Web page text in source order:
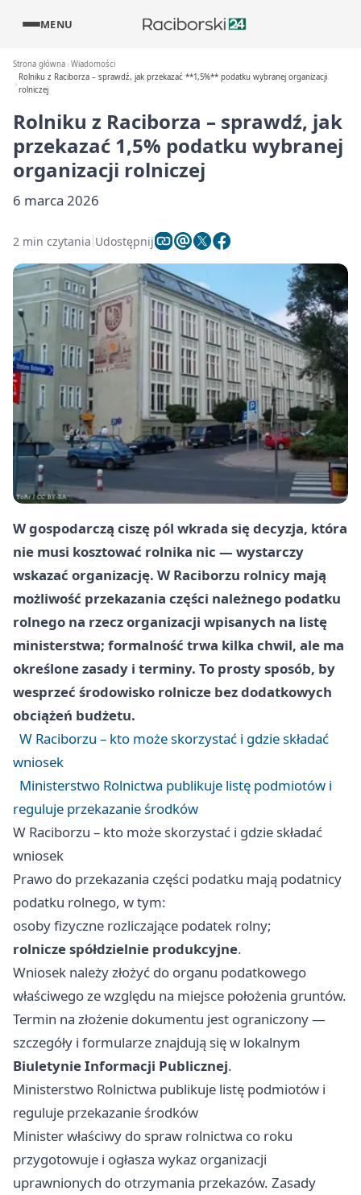
MENU
Strona główna Wiadomości
Rolniku z Raciborza – sprawdź, jak przekazać **1,5%** podatku wybranej organizacji
rolniczej
Rolniku z Raciborza – sprawdź, jak
przekazać 1,5% podatku wybranej
organizacji rolniczej
6 marca 2026
2 min czytania Udostępnij
W gospodarczą ciszę pól wkrada się decyzja, która
nie musi kosztować rolnika nic — wystarczy
wskazać organizację. W Raciborzu rolnicy mają
możliwość przekazania części należnego podatku
rolnego na rzecz organizacji wpisanych na listę
ministerstwa; formalność trwa kilka chwil, ale ma
określone zasady i terminy. To prosty sposób, by
wesprzeć środowisko rolnicze bez dodatkowych
obciążeń budżetu.
W Raciborzu – kto może skorzystać i gdzie składać
wniosek
Ministerstwo Rolnictwa publikuje listę podmiotów i
reguluje przekazanie środków
W Raciborzu – kto może skorzystać i gdzie składać
wniosek
Prawo do przekazania części podatku mają podatnicy
podatku rolnego, w tym:
osoby fizyczne rozliczające podatek rolny;
rolnicze spółdzielnie produkcyjne.
Wniosek należy złożyć do organu podatkowego
właściwego ze względu na miejsce położenia gruntów.
Termin na złożenie dokumentu jest ograniczony —
szczegóły i formularze znajdują się w lokalnym
Biuletynie Informacji Publicznej.
Ministerstwo Rolnictwa publikuje listę podmiotów i
reguluje przekazanie środków
Minister właściwy do spraw rolnictwa co roku
przygotowuje i ogłasza wykaz organizacji
uprawnionych do otrzymania przekazów. Zasady